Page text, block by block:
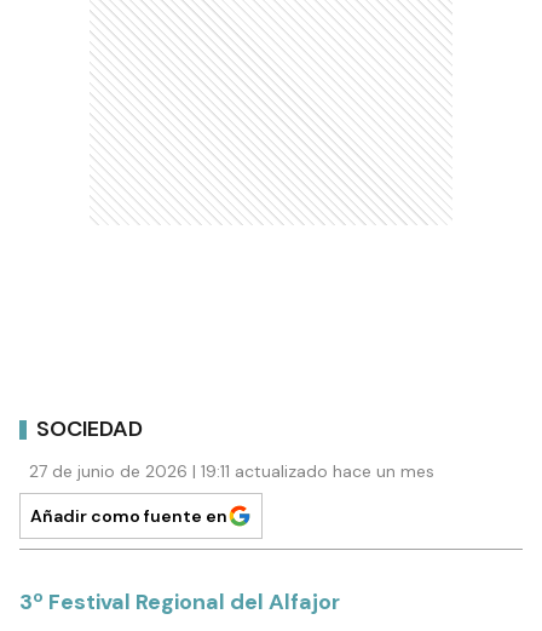
SOCIEDAD
27 de junio de 2026 | 19:11 actualizado hace un mes
Añadir como fuente en
3º Festival Regional del Alfajor